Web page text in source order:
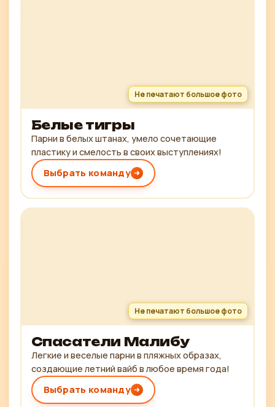
Не печатают большое фото
Белые тигры
Парни в белых штанах, умело сочетающие
пластику и смелость в своих выступлениях!
Выбрать команду
Не печатают большое фото
Спасатели Малибу
Легкие и веселые парни в пляжных образах,
создающие летний вайб в любое время года!
Выбрать команду